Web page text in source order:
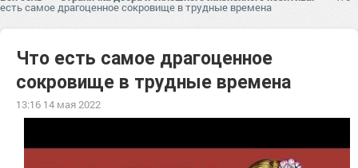
есть самое драгоценное сокровище в трудные времена
Что есть самое драгоценное
сокровище в трудные времена
13:16 14 мая 2022